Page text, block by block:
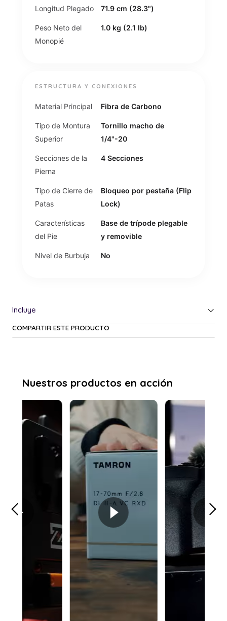
Longitud Plegado 71.9 cm (28.3")
Peso Neto del
Monopié
1.0 kg (2.1 lb)
ESTRUCTURA Y CONEXIONES
Material Principal Fibra de Carbono
Tipo de Montura
Superior
Tornillo macho de
1/4"-20
Secciones de la
Pierna
4 Secciones
Tipo de Cierre de
Patas
Bloqueo por pestaña (Flip
Lock)
Características
del Pie
Base de trípode plegable
y removible
Nivel de Burbuja No
COMPARTIR ESTE PRODUCTO